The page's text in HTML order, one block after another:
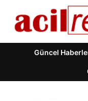
Güncel